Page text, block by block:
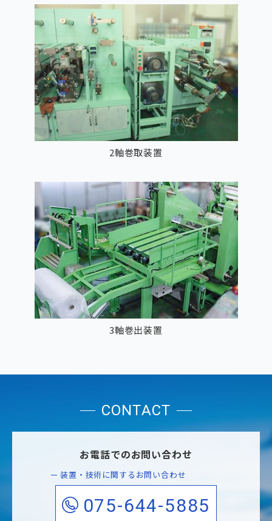
2軸巻取装置
3軸巻出装置
CONTACT
お電話でのお問い合わせ
装置・技術に関するお問い合わせ
075-644-5885